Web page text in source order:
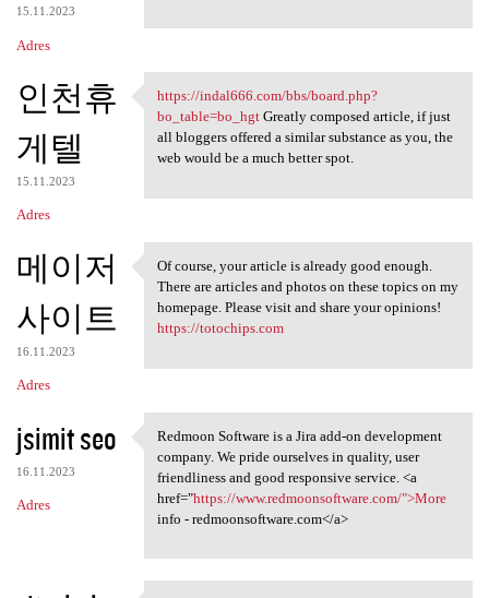
15.11.2023
Adres
인천휴
게텔
15.11.2023
Adres
https://indal666.com/bbs
https://indal666.com/bbs/board.php?
bo_table=bo_hgtGreatly composed article, if just
all bloggers offered a similar substance as you, the
web would be a much better spot.
메이저
사이트
16.11.2023
Adres
Of course, your article is
Of course, your article is already good enough.
There are articles and photos on these topics on my
homepage. Please visit and share your opinions!
https://totochips.com
jsimit seo
16.11.2023
Adres
Redmoon Software is a Jira
Redmoon Software is a Jira add-on development
company. We pride ourselves in quality, user
friendliness and good responsive service. <a
href="https://www.redmoonsoftware.com/">More
info - redmoonsoftware.com</a>